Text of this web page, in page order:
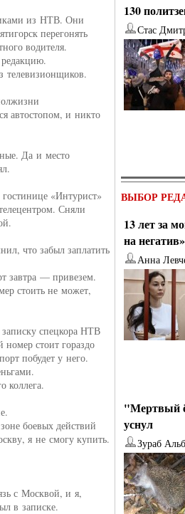
Верхова от Ирина
из НТВ. Они
перегонять
водителя.
автостопом, и никто
Да и место
«Интурист»
Сняли
что забыл заплатить
завтра — привезем.
стоить не может,
спецкора НТВ
стоит гораздо
побудет у него.
коллега.
боевых действий
я не смогу купить.
с Москвой, и я,
в записке.
130
Стас
ВЫБОР
13 лет за
на негатив»
Анна
"Мертвый
уснул
Зураб